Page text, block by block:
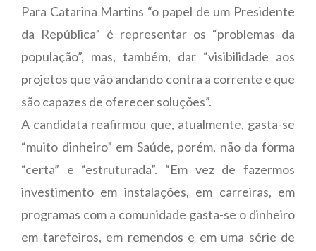
Para Catarina Martins “o papel de um Presidente
da República” é representar os “problemas da
população”, mas, também, dar “visibilidade aos
projetos que vão andando contra a corrente e que
são capazes de oferecer soluções”.
A candidata reafirmou que, atualmente, gasta-se
“muito dinheiro” em Saúde, porém, não da forma
“certa” e “estruturada”. “Em vez de fazermos
investimento em instalações, em carreiras, em
programas com a comunidade gasta-se o dinheiro
em tarefeiros, em remendos e em uma série de